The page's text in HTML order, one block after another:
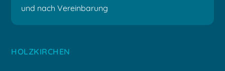
und nach Vereinbarung
HOLZKIRCHEN